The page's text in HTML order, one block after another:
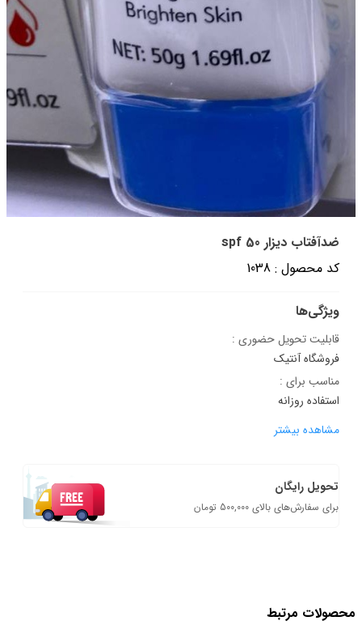
ضدآفتاب دیزار spf 50
کد محصول : 1038
ویژگی‌ها
قابلیت تحویل حضوری :
فروشگاه آنتیک
مناسب برای :
استفاده روزانه
مشاهده بیشتر
تحویل رایگان
برای سفارش‌های بالای 500,000 تومان
محصولات مرتبط